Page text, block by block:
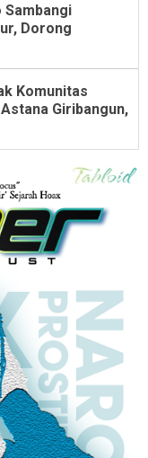
Sambangi
Dorong
Komunitas
Giribangun,